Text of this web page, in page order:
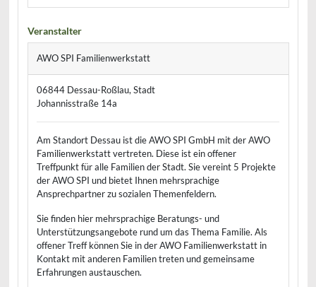
Veranstalter
AWO SPI Familienwerkstatt
06844 Dessau-Roßlau, Stadt
Johannisstraße 14a
Am Standort Dessau ist die AWO SPI GmbH mit der AWO
Familienwerkstatt vertreten. Diese ist ein offener
Treffpunkt für alle Familien der Stadt. Sie vereint 5 Projekte
der AWO SPI und bietet Ihnen mehrsprachige
Ansprechpartner zu sozialen Themenfeldern.
Sie finden hier mehrsprachige Beratungs- und
Unterstützungsangebote rund um das Thema Familie. Als
offener Treff können Sie in der AWO Familienwerkstatt in
Kontakt mit anderen Familien treten und gemeinsame
Erfahrungen austauschen.